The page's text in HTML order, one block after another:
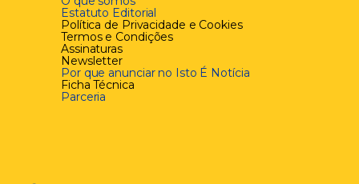
Estatuto Editorial
Política de Privacidade e Cookies
Termos e Condições
Assinaturas
Newsletter
Por que anunciar no Isto É Notícia
Ficha Técnica
Parceria